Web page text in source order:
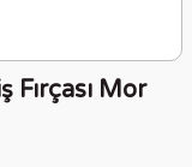
Mor